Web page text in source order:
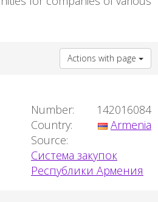
Actions with page
Number:
142016084
Country:
Armenia
Source:
Система закупок
Республики Армения